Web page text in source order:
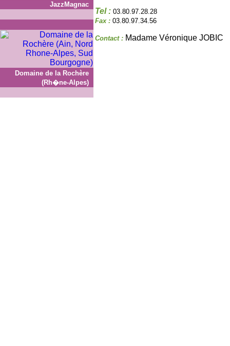
JazzMagnac
Domaine de la Rochère
(Rh�ne-Alpes)
Tel : 03.80.97.28.28
Fax : 03.80.97.34.56
Contact : Madame Véronique JOBIC